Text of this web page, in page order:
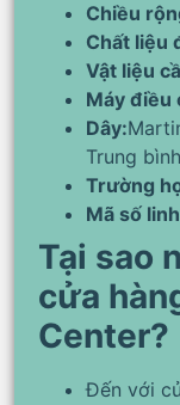
Chiều
Chất liệu
Vật liệu
Máy điều
Dây:
Trung
Trường
Mã số
Tại sao
cửa
Center?
Đến với